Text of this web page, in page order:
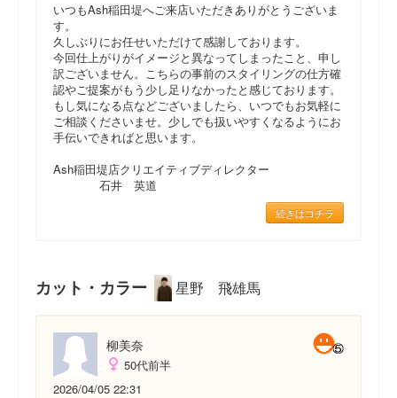
いつもAsh稲田堤へご来店いただきありがとうございま
す。
久しぶりにお任せいただけて感謝しております。
今回仕上がりがイメージと異なってしまったこと、申し
訳ございません。こちらの事前のスタイリングの仕方確
認やご提案がもう少し足りなかったと感じております。
もし気になる点などございましたら、いつでもお気軽に
ご相談くださいませ。少しでも扱いやすくなるようにお
手伝いできればと思います。
Ash稲田堤店クリエイティブディレクター
石井 英道
続きはコチラ
カット・カラー 星野 飛雄馬
柳美奈
50代前半
2026/04/05 22:31